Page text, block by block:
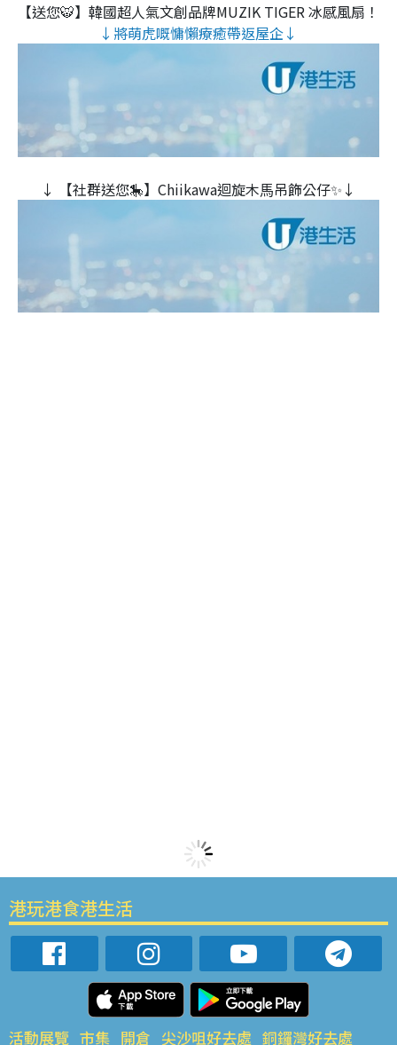
【送您🐯】韓國超人氣文創品牌MUZIK TIGER 冰感風扇！
↓將萌虎嘅慵懶療癒帶返屋企↓
↓ 【社群送您🎠】Chiikawa迴旋木⾺吊飾公仔✨↓
港玩港食港生活
活動展覽 市集 開倉 尖沙咀好去處 銅鑼灣好去處